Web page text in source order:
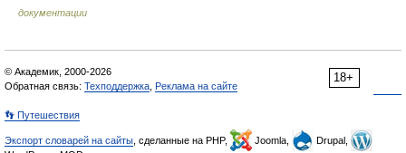
документации
18+
© Академик, 2000-2026
Обратная связь: Техподдержка Реклама на сайте
👣 Путешествия
Экспорт словарей на сайты , сделанные на PHP, Joomla,
Drupal,